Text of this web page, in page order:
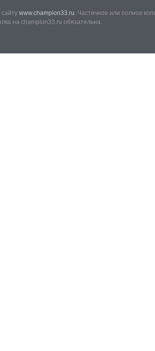
www.champion33.ru. Частичное или полное
на champion33.ru обязательна.